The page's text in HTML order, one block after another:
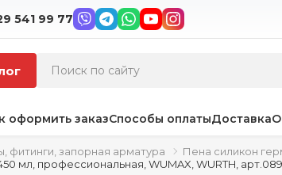
541 99 77
оформить заказСпособы оплатыДоставка
фитинги, запорная арматура Пена силикон
мл, профессиональная, WUMAX, WURTH,